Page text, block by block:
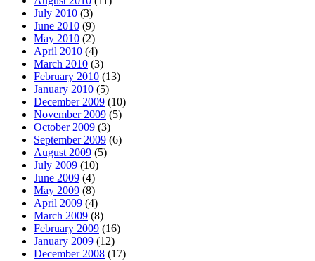
July 2010 (3)
June 2010 (9)
May 2010 (2)
April 2010 (4)
March 2010 (3)
February 2010 (13)
January 2010 (5)
December 2009 (10)
November 2009 (5)
October 2009 (3)
September 2009 (6)
August 2009 (5)
July 2009 (10)
June 2009 (4)
May 2009 (8)
April 2009 (4)
March 2009 (8)
February 2009 (16)
January 2009 (12)
December 2008 (17)